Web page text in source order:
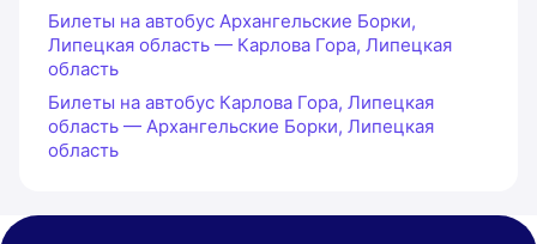
Билеты на автобус Архангельские Борки,
Липецкая область — Карлова Гора, Липецкая
область
Билеты на автобус Карлова Гора, Липецкая
область — Архангельские Борки, Липецкая
область